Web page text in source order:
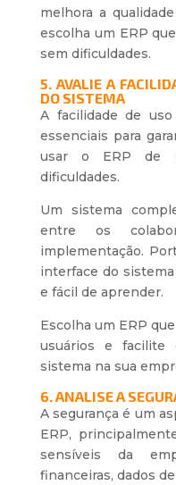
melhora a
escolha um ERP
sem dificuldades.
5. AVALIE A
DO SISTEMA
A facilidade de
essenciais para
usar o ERP de
dificuldades.
Um sistema
entre os
implementação.
interface do
e fácil de aprender.
Escolha um ERP
usuários e facilite
sistema na sua
6. ANALISE A
A segurança é um
ERP,
sensíveis da
financeiras, dados